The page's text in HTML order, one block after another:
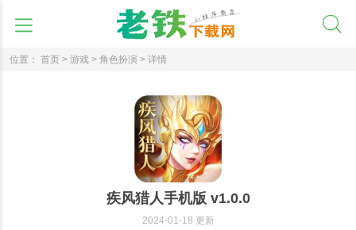
位置： 首页 > 游戏 > 角色扮演 > 详情
疾风猎人手机版 v1.0.0
2024-01-18 更新